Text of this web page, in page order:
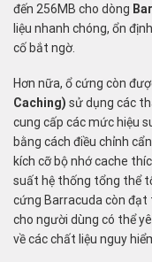
đến 256MB cho dòng
liệu nhanh chóng, ổn
cố bắt ngờ.
Hơn nữa, ổ cứng còn
Caching) sử dụng các
cung cấp các mức hiệu
bằng cách điều chỉnh
kích cỡ bộ nhớ cache
suất hệ thống tổng thể
cứng Barracuda còn đạt
cho người dùng có thể
về các chất liệu nguy